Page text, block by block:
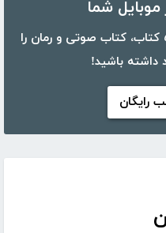
با اپلیکیشن کتابراه، بیش از ۵۰،۰۰۰ کتاب، کتاب صوتی و رمان را
داشته باشید!
رایگان